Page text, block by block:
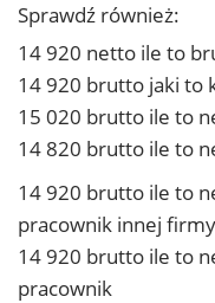
Sprawdź również:
14 920 netto ile to
14 920 brutto jaki to
15 020 brutto ile to
14 820 brutto ile to
14 920 brutto ile to
pracownik innej firmy
14 920 brutto ile to
pracownik